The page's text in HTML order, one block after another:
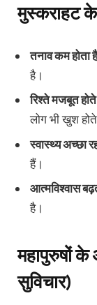
मुस्कराहट
तनाव कम होता है
है।
रिश्ते मजबूत
लोग भी खुश
स्वास्थ्य अच्छा
हैं।
आत्मविश्वास
है।
महापुरुषों के
सुविचार)